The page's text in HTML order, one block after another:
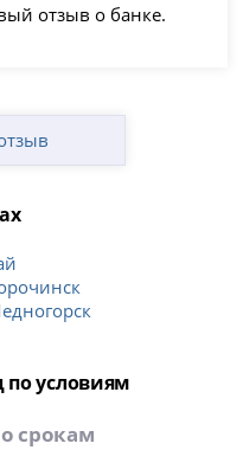
отзыв о банке.
условиям
срокам